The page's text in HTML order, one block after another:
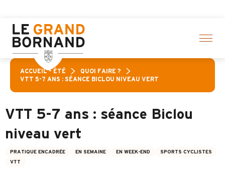
contenu
principal
ACCUEIL – ÉTÉ
QUOI FAIRE ?
VTT 5-7 ANS : SÉANCE BICLOU NIVEAU VERT
VTT 5-7 ans : séance Biclou
niveau vert
PRATIQUE ENCADRÉE EN SEMAINE EN WEEK-END
SPORTS CYCLISTES
VTT